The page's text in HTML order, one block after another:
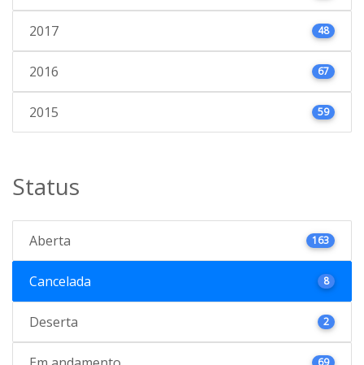
2017 48
2016 67
2015 59
Status
Aberta 163
Cancelada 8
Deserta 2
69